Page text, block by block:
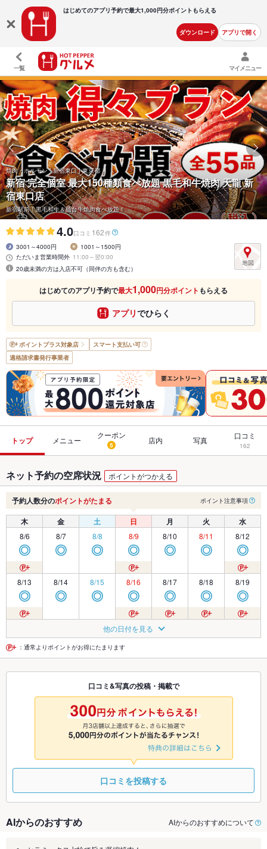
はじめてのアプリ予約で最大1,000円分ポイントもらえる
ダウンロード アプリで開く
一覧 マイメニュー
焼肉・ホルモン | 新宿東口 | 東京都
新宿 完全個室 最大150種類食べ放題 黒毛和牛焼肉 天龍 新
宿東口店
新宿駅前！黒毛和牛＆仙台牛焼肉食べ放題！
4.0口コミ 162件
3001～4000円
1001～1500円
ただいま営業時間外 11:00～翌0:00
20歳未満の方は入店不可（同伴の方も含む）
はじめてのアプリ予約で最大1,000円分ポイント もらえる
アプリでひらく
ポイントプラス対象店
スマート支払い可
適格請求書発行事業者
トップ メニュー
クーポン
5 店内 写真 口コミ
162
ネット予約の空席状況 ポイントがつかえる
予約人数分のポイントがたまる ポイント注意事項
木 金 土 日 月 火 水
8/6
◎
8/7
◎
8/8
◎
8/9
◎
8/10
◎
8/11
◎
8/12
◎
8/13
◎
8/14
◎
8/15
◎
8/16
◎
8/17
◎
8/18
◎
8/19
◎
◎ ◎
8/22
◎
8/23
◎
8/24
◎ ◎ ◎
8/27 8/28 8/29
◎
8/30
◎
8/31
◎
9/1 9/2
9/5
◎
9/6
◎
9/7
◎
他の日付を見る
：通常よりポイントがお得にたまります
口コミ&写真の投稿・掲載で
口コミを投稿する
AIからのおすすめ AIからのおすすめについて